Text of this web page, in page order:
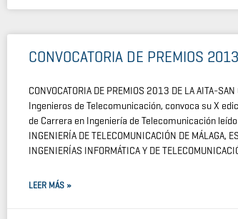
CONVOCATORIA DE PREMIOS
CONVOCATORIA DE PREMIOS 2013 DE LA AITA-
Ingenieros de Telecomunicación, convoca su X
de Carrera en Ingeniería de Telecomunicación leído
INGENIERÍA DE TELECOMUNICACIÓN DE MÁLAGA,
INGENIERÍAS INFORMÁTICA Y DE
LEER MÁS »